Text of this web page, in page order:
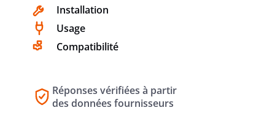
PROFONDEUR
PRODUCT CARBON
FOOTPRINT (CO2)
Installation
Usage
Compatibilité
Réponses vérifiées à partir
des données fournisseurs